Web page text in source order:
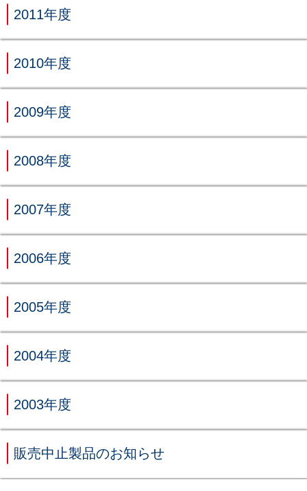
2011年度
2010年度
2009年度
2008年度
2007年度
2006年度
2005年度
2004年度
2003年度
販売中止製品のお知らせ